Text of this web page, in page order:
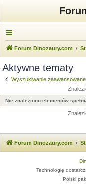
Forum Dinozaury.com
Aktywne tematy
Wyszukiwanie zaawansowane
Nie znaleziono elementów
Forum Dinozaury.com
Technologię
Polski